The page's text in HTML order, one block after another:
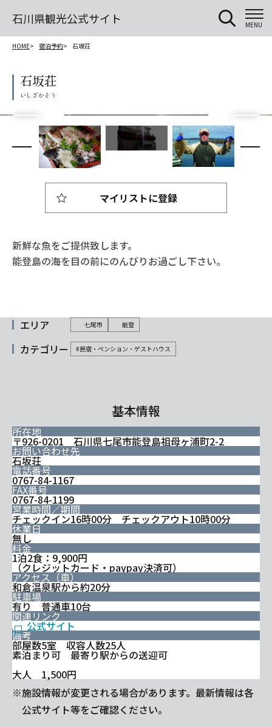
石川県観光公式サイト MENU
HOME 宿泊予約 石坂荘
石坂荘
新鮮な魚をご提供致します。
能登島の海を目の前にのんびりお過ごし下さい。
マイリストに登録
エリア 七尾市 能登
カテゴリー #民宿・ペンション・ゲストハウス
基本情報
所在地
〒926-0201 石川県七尾市能登島祖母ヶ浦町2-2
お問い合わせ先
石坂荘
電話番号
0767-84-1167
FAX番号
0767-84-1199
営業時間／期間
チェックイン16時00分 チェックアウト10時00分
休業日
無し
料金
1泊2食：9,900円
（クレジットカード・paypay決済可）
アクセス（車）
和倉温泉駅から約20分
駐車場
有り 普通車10台
関連リンク
公式サイト
備考
部屋数5室 収容人数25人
素泊まり可 最寄り駅からの送迎可
大人 1,500円
※施設情報が変更される場合があります。最新情報は各
公式サイト等をご確認ください。